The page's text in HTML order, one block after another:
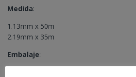
Medida:
1.13mm x 50m
2.19mm x 35m
Embalaje: